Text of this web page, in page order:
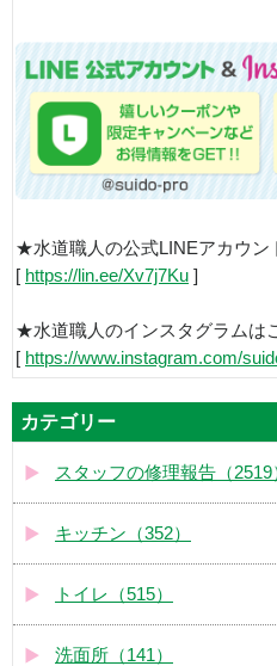
★水道職人の公式LINEアカウン
[ https://lin.ee/Xv7j7Ku ]
★水道職人のインスタグラムは
[ https://www.instagram.com/
カテゴリー
スタッフの修理報告（2519
キッチン（352）
トイレ（515）
洗面所（141）